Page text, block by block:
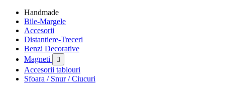
Handmade
Bile-Margele
Accesorii
Distantiere-Treceri
Benzi Decorative
Magneti

Accesorii tablouri
Sfoara / Snur / Ciucuri